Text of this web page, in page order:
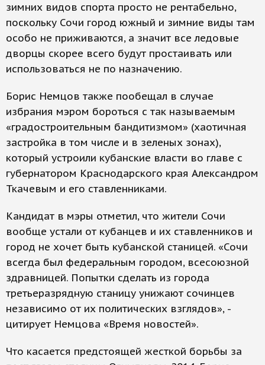
зимних видов спорта просто не рентабельно,
поскольку Сочи город южный и зимние виды там
особо не приживаются, а значит все ледовые
дворцы скорее всего будут простаивать или
использоваться не по назначению.
Борис Немцов также пообещал в случае
избрания мэром бороться с так называемым
«градостроительным бандитизмом» (хаотичная
застройка в том числе и в зеленых зонах),
который устроили кубанские власти во главе с
губернатором Краснодарского края Александром
Ткачевым и его ставленниками.
Кандидат в мэры отметил, что жители Сочи
вообще устали от кубанцев и их ставленников и
город не хочет быть кубанской станицей. «Сочи
всегда был федеральным городом, всесоюзной
здравницей. Попытки сделать из города
третьеразрядную станицу унижают сочинцев
независимо от их политических взглядов», -
цитирует Немцова «Время новостей».
Что касается предстоящей жесткой борьбы за